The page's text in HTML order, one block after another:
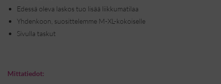
Edessä oleva laskos tuo lisää liikkumatilaa
Yhdenkoon, suosittelemme M-XL-kokoiselle
Sivulla taskut
Mittatiedot: